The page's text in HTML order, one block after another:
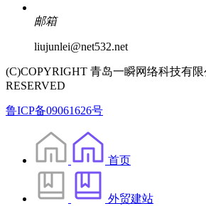
邮箱
liujunlei@net532.net
(C)COPYRIGHT 青岛一瞬网络科技有
RESERVED
鲁ICP备09061626号
首页
外贸建站